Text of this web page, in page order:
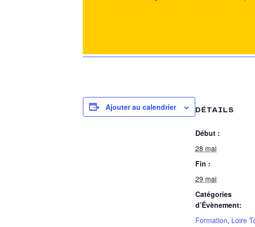
Ajouter au calendrier DÉTAILS
Début :
28 mai
Fin :
29 mai
Catégories
d’Évènement:
Formation, Loire